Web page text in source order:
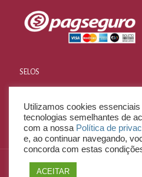
SELOS
2023 © E-Commerce LITE -
Utilizamos cookies essenciais
tecnologias semelhantes de
com a nossa Política de
e, ao continuar navegando,
concorda com estas
ACEITAR